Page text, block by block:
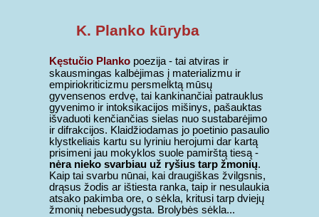
K. Planko kūryba
Kęstučio Planko poezija - tai atviras ir
skausmingas kalbėjimas į materializmu ir
empiriokriticizmu persmelktą mūsų
gyvensenos erdvę, tai kankinančiai patrauklus
gyvenimo ir intoksikacijos mišinys, pašauktas
išvaduoti kenčiančias sielas nuo sustabarėjimo
ir difrakcijos. Klaidžiodamas jo poetinio pasaulio
klystkeliais kartu su lyriniu herojumi dar kartą
prisimeni jau mokyklos suole pamirštą tiesą -
nėra nieko svarbiau už ryšius tarp žmonių.
Kaip tai svarbu nūnai, kai draugiškas žvilgsnis,
drąsus žodis ar ištiesta ranka, taip ir nesulaukia
atsako pakimba ore, o sėkla, kritusi tarp dviejų
žmonių nebesudygsta. Brolybės sėkla...